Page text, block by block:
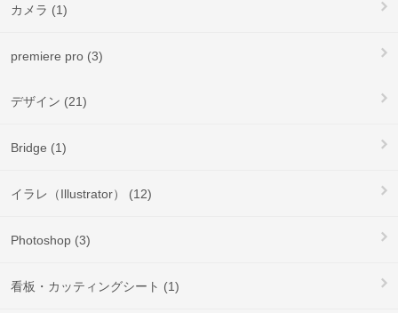
カメラ (1)
premiere pro (3)
デザイン (21)
Bridge (1)
イラレ（Illustrator） (12)
Photoshop (3)
看板・カッティングシート (1)